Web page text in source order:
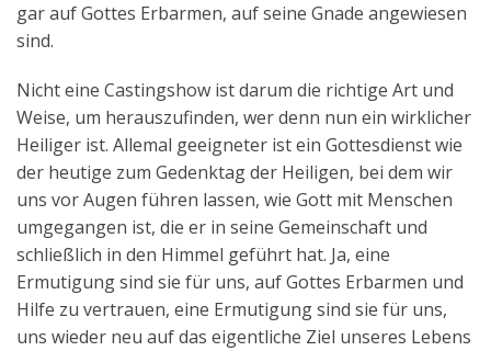
gar auf Gottes Erbarmen, auf seine Gnade angewiesen
sind.
Nicht eine Castingshow ist darum die richtige Art und
Weise, um herauszufinden, wer denn nun ein wirklicher
Heiliger ist. Allemal geeigneter ist ein Gottesdienst wie
der heutige zum Gedenktag der Heiligen, bei dem wir
uns vor Augen führen lassen, wie Gott mit Menschen
umgegangen ist, die er in seine Gemeinschaft und
schließlich in den Himmel geführt hat. Ja, eine
Ermutigung sind sie für uns, auf Gottes Erbarmen und
Hilfe zu vertrauen, eine Ermutigung sind sie für uns,
uns wieder neu auf das eigentliche Ziel unseres Lebens